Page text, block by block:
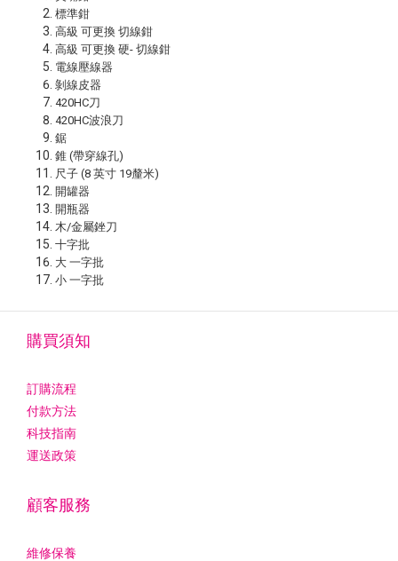
標準鉗
高級 可更換 切線鉗
高級 可更換 硬- 切線鉗
電線壓線器
剝線皮器
420HC刀
420HC波浪刀
鋸
錐 (帶穿線孔)
尺子 (8 英寸 19釐米)
開罐器
開瓶器
木/金屬銼刀
十字批
大 一字批
小 一字批
購買須知
訂購流程
付款方法
科技指南
運送政策
顧客服務
維修保養